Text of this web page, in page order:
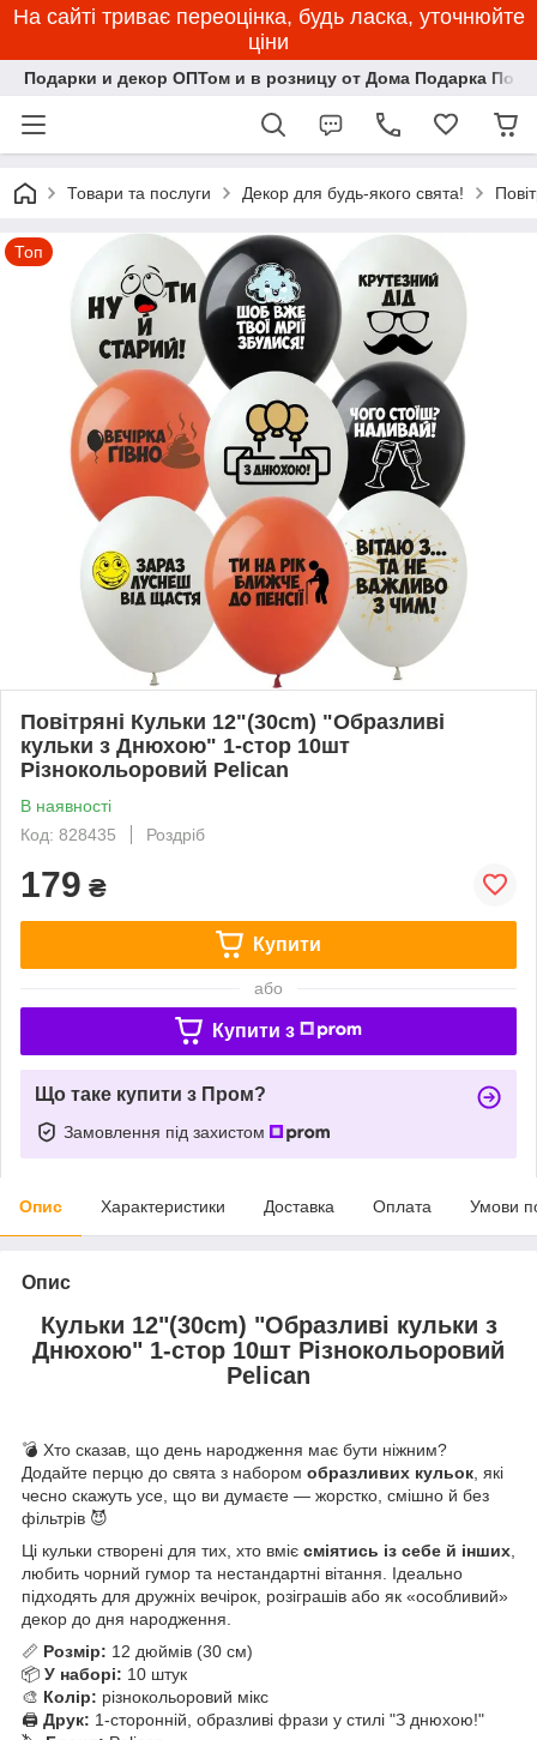
На сайті триває переоцінка, будь ласка, уточнюйте
ціни
Подарки и декор ОПТом и в розницу от Дома Подарка
Товари та послуги Декор для будь-якого свята!
Топ
Повітряні Кульки 12"(30сm) "Образливi
кульки з Днюхою" 1-стор 10шт
Різнокольоровий Pelican
В наявності
Код: 828435
Роздріб
179 ₴
Купити
або
Купити з
Що таке купити з Пром?
Замовлення під захистом
Опис Характеристики Доставка Оплата Умови
Опис
Кульки 12"(30сm) "Образливi кульки з
Днюхою" 1-стор 10шт Різнокольоровий
Pelican
💣 Хто сказав, що день народження має бути ніжним?
Додайте перцю до свята з набором образливих кульок, які
чесно скажуть усе, що ви думаєте — жорстко, смішно й без
фільтрів 😈
Ці кульки створені для тих, хто вміє сміятись із себе й інших,
любить чорний гумор та нестандартні вітання. Ідеально
підходять для дружніх вечірок, розіграшів або як «особливий»
декор до дня народження.
📏 Розмір: 12 дюймів (30 см)
📦 У наборі: 10 штук
🎨 Колір: різнокольоровий мікс
🖨 Друк: 1-сторонній, образливі фрази у стилі "З днюхою!"